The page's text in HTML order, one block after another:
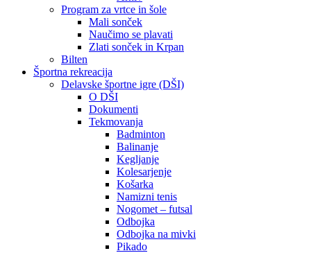
Program za vrtce in šole
Mali sonček
Naučimo se plavati
Zlati sonček in Krpan
Bilten
Športna rekreacija
Delavske športne igre (DŠI)
O DŠI
Dokumenti
Tekmovanja
Badminton
Balinanje
Kegljanje
Kolesarjenje
Košarka
Namizni tenis
Nogomet – futsal
Odbojka
Odbojka na mivki
Pikado